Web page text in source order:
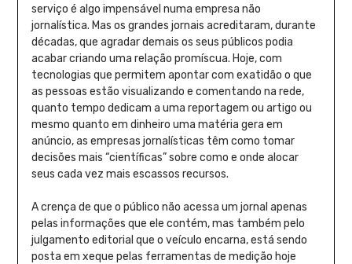
serviço é algo impensável numa empresa não
jornalística. Mas os grandes jornais acreditaram, durante
décadas, que agradar demais os seus públicos podia
acabar criando uma relação promíscua. Hoje, com
tecnologias que permitem apontar com exatidão o que
as pessoas estão visualizando e comentando na rede,
quanto tempo dedicam a uma reportagem ou artigo ou
mesmo quanto em dinheiro uma matéria gera em
anúncio, as empresas jornalísticas têm como tomar
decisões mais “científicas” sobre como e onde alocar
seus cada vez mais escassos recursos.
A crença de que o público não acessa um jornal apenas
pelas informações que ele contém, mas também pelo
julgamento editorial que o veículo encarna, está sendo
posta em xeque pelas ferramentas de medição hoje